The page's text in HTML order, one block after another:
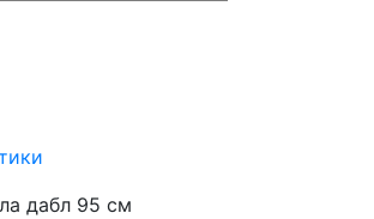
дабл 95 см